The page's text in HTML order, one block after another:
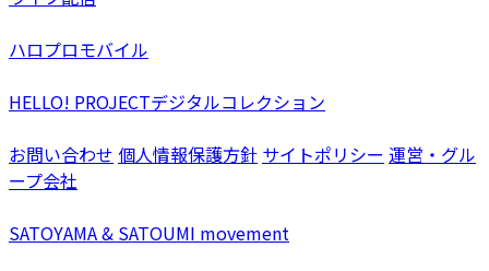
ハロプロモバイル
HELLO! PROJECTデジタルコレクション
お問い合わせ 個人情報保護方針 サイトポリシー 運営・グル
ープ会社
SATOYAMA & SATOUMI movement